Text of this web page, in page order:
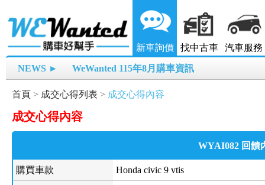
新車詢價 找中古車 汽車服務
NEWS ► WeWanted 115年8月購車資訊
首頁 > 成交心得列表 > 成交心得內容
成交心得內容
WYAI082 回饋
購買車款 Honda civic 9 vtis